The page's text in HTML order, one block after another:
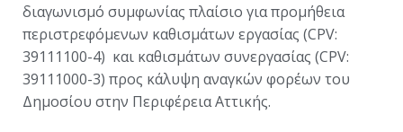
διαγωνισμό συμφωνίας πλαίσιο για προμήθεια
περιστρεφόμενων καθισμάτων εργασίας (CPV:
39111100-4) και καθισμάτων συνεργασίας (CPV:
39111000-3) προς κάλυψη αναγκών φορέων του
Δημοσίου στην Περιφέρεια Αττικής.